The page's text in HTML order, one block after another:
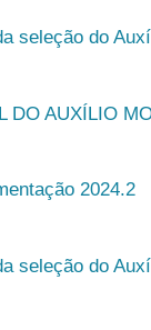
seleção do
DO AUXÍLIO
2024.2
seleção do